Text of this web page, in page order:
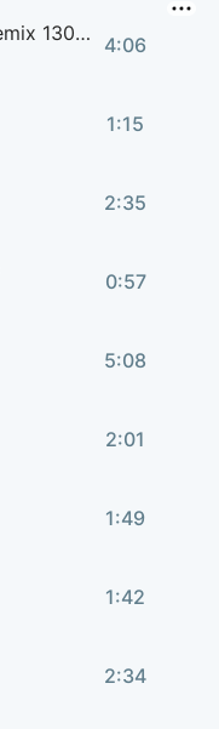
Bienvenue Dans Le Kaos (Remix 130 BPM) 4:06
1:15
2:35
0:57
5:08
2:01
1:49
1:42
2:34